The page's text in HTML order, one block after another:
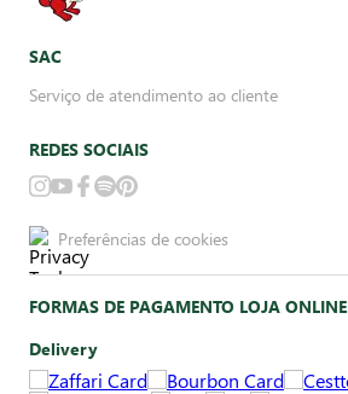
SAC
Serviço de atendimento ao cliente
REDES SOCIAIS
Preferências de cookies
FORMAS DE PAGAMENTO LOJA ONLINE
Delivery